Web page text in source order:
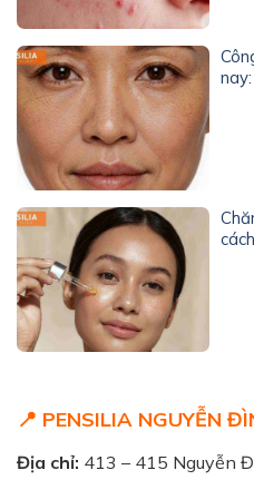
📍 PENSILIA NGUYỄN
Địa chỉ: 413 – 415 Nguyễn